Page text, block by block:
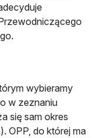
wybieramy
w zeznaniu
się sam okres
OPP, do której ma